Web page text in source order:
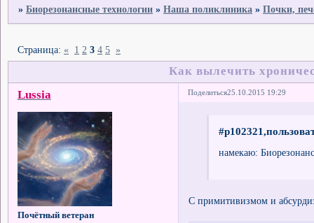
»Биорезонансные технологии »Наша поликлиника »Почки,
Как вылечить
Страница: « 1 2 3 4 5 »
Поделиться25.10.2015 19:29
Lussia
Почётный ветеран
намекаю:
С примитивизмом и